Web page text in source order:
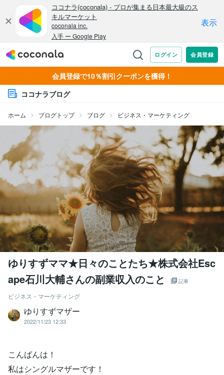
会員登録で10％割引クーポンを獲得！
ココナラブログ
ホーム ブログトップ ブログ ビジネス・マーケティング
ゆりすずママ★日々のことたち★株式会社Esc
ape石川大輔さんの副業収入のこと
記事
ビジネス・マーケティング
ゆりすずマザー
2022/11/23 12:33
こんばんは！
私はシングルマザーです！